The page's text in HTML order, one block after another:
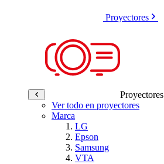
Proyectores
Proyectores
Ver todo en proyectores
Marca
LG
Epson
Samsung
VTA